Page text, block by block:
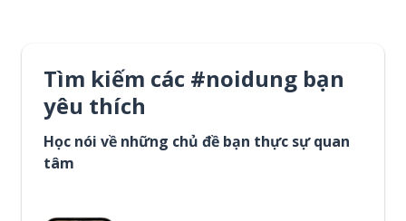
Tìm kiếm các #noidung bạn
yêu thích
Học nói về những chủ đề bạn thực sự quan
tâm